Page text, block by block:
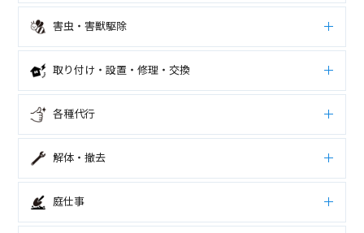
害虫・害獣駆除
取り付け・設置・修理・交換
各種代行
解体・撤去
庭仕事